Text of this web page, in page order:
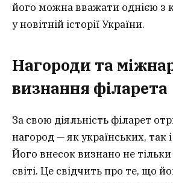
його можна вважати однією з
у новітній історії України.
Нагороди та
визнання філарета
За свою діяльність філарет
нагород — як українських, так
Його внесок визнано не тільки
світі. Це свідчить про те, що